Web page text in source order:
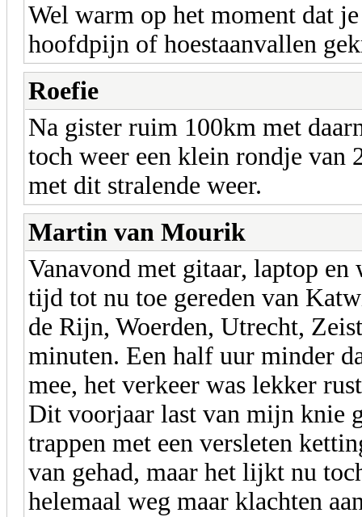
Wel warm op het moment dat
hoofdpijn of hoestaanvallen
Roefie
Na gister ruim 100km met
toch weer een klein rondje van
met dit stralende weer.
Martin van Mourik
Vanavond met gitaar, laptop en
tijd tot nu toe gereden van
de Rijn, Woerden, Utrecht,
minuten. Een half uur minder
mee, het verkeer was lekker
Dit voorjaar last van mijn knie
trappen met een versleten
van gehad, maar het lijkt nu
helemaal weg maar klachten